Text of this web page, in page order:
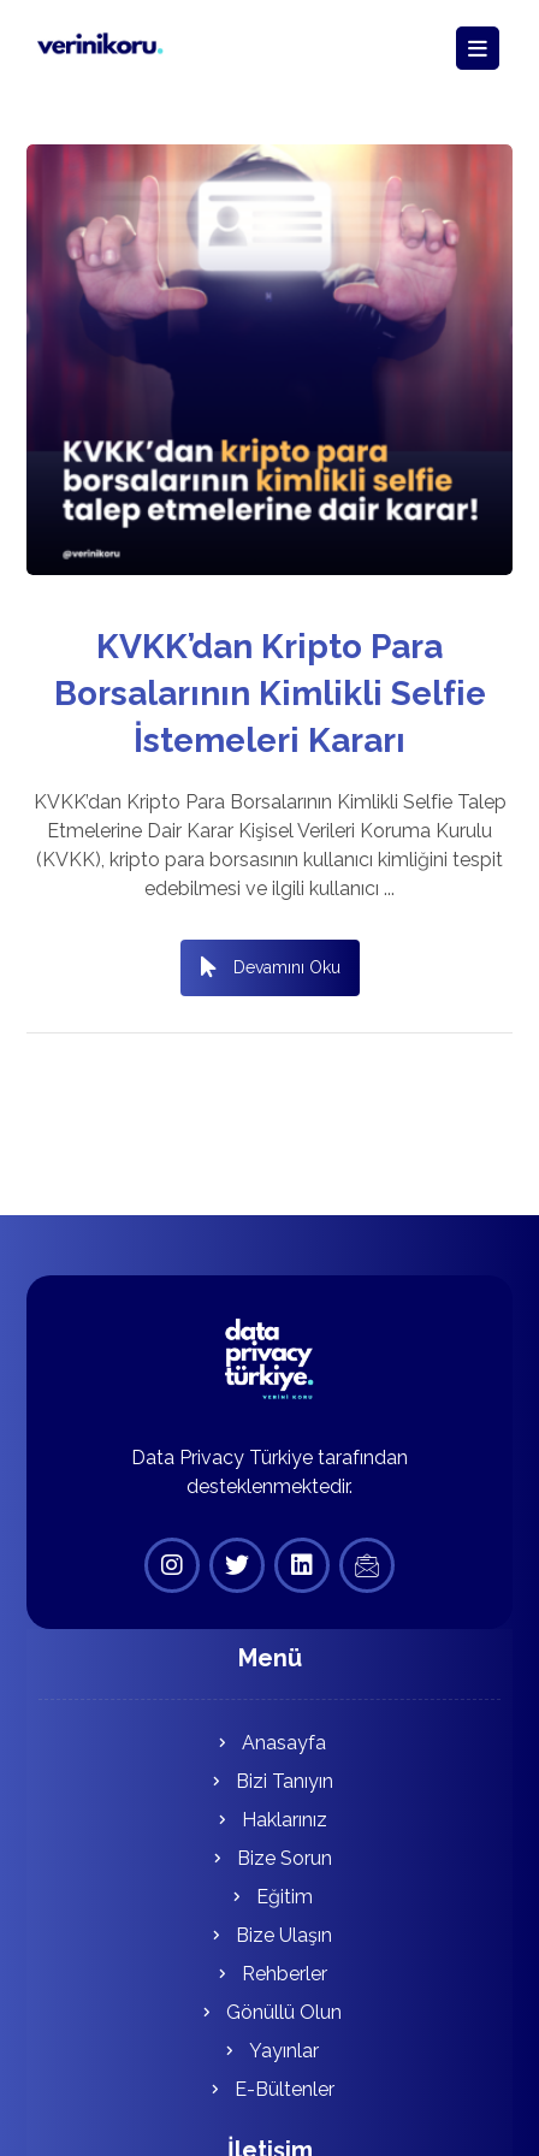
KVKK’dan Kripto Para
Borsalarının Kimlikli Selfie
İstemeleri Kararı
KVKK’dan Kripto Para Borsalarının Kimlikli Selfie Talep
Etmelerine Dair Karar Kişisel Verileri Koruma Kurulu
(KVKK), kripto para borsasının kullanıcı kimliğini tespit
edebilmesi ve ilgili kullanıcı ...
Devamını Oku
Data Privacy Türkiye tarafından
desteklenmektedir.
Menü
Anasayfa
Bizi Tanıyın
Haklarınız
Bize Sorun
Eğitim
Bize Ulaşın
Rehberler
Gönüllü Olun
Yayınlar
E-Bültenler